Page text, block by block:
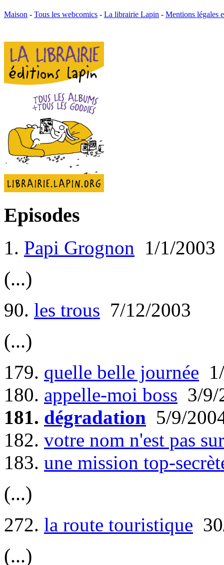
Maison - Tous les webcomics - La librairie Lapin - Mentions légales
Episodes
1. Papi Grognon 1/1/2003
(...)
90. les trous 7/12/2003
(...)
179. quelle belle journée
180. appelle-moi boss 3/9/
181. dégradation 5/9/
182. votre nom n'est pas
183. une mission top-
(...)
272. la route touristique
(...)